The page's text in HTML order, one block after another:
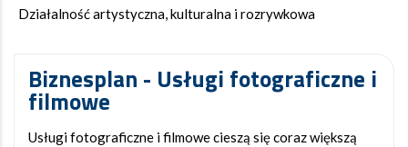
Działalność artystyczna, kulturalna i rozrywkowa
Biznesplan - Usługi fotograficzne i
filmowe
Usługi fotograficzne i filmowe cieszą się coraz większą